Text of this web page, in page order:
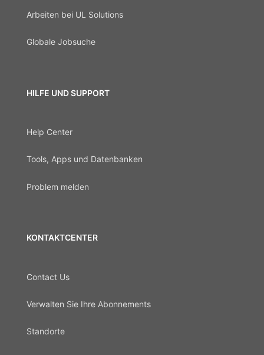
Arbeiten bei UL Solutions
Globale Jobsuche
HILFE UND SUPPORT
Help Center
Tools, Apps und Datenbanken
Problem melden
KONTAKTCENTER
Contact Us
Verwalten Sie Ihre Abonnements
Standorte